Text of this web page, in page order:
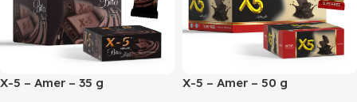
X-5 – Amer – 35 g X-5 – Amer – 50 g